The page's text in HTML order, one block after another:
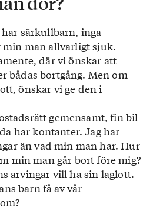
särkullbarn, inga
min man allvarligt sjuk.
där vi önskar att
bådas bortgång. Men om
önskar vi ge den i
gemensamt, fin bil
har kontanter. Jag har
än vad min man har. Hur
min man går bort före mig?
arvingar vill ha sin laglott.
barn få av vår